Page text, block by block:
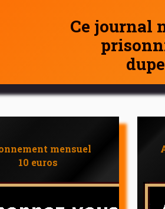
Ce journal
mensuel
10 euros